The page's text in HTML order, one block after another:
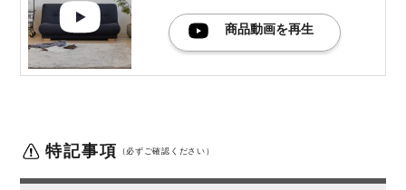
梱包サイズ 幅1950×奥行1160×高さ330mm
梱包重量 45kg
商品動画を再生
特記事項 （必ずご確認ください）